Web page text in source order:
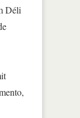
Déli